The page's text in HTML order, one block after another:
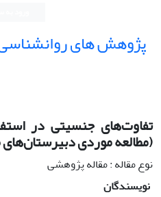
پژوهش های
تفاوت‌های جنسیتی در
(مطالعه موردی دبیرستان‌های منطقه 5
نوع مقاله : مقاله پژوهشی
نویسندگان